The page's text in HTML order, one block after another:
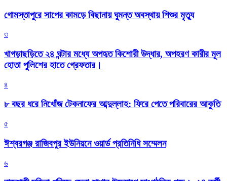
গোমস্তাপুরে সাপের কামড়ে বিছানায় ঘুমন্ত অবস্থায় শিশুর মৃত্যু
৩
খাগড়াছড়িতে ২৪ ঘন্টার মধ্যে অপহৃত কিশোরী উদ্ধার, অপহরণ কারীর মূল
হোতা পুলিশের হাতে গ্রেফতার।
৪
৮ বছর ধরে নিখোঁজ টেকনাফের আব্দুল্লাহ: ফিরে পেতে পরিবারের আকুতি
৫
ঈশ্বরগঞ্জ রাজিবপুর ইউনিয়নে ওয়ার্ড প্রতিনিধি সম্মেলন
৬